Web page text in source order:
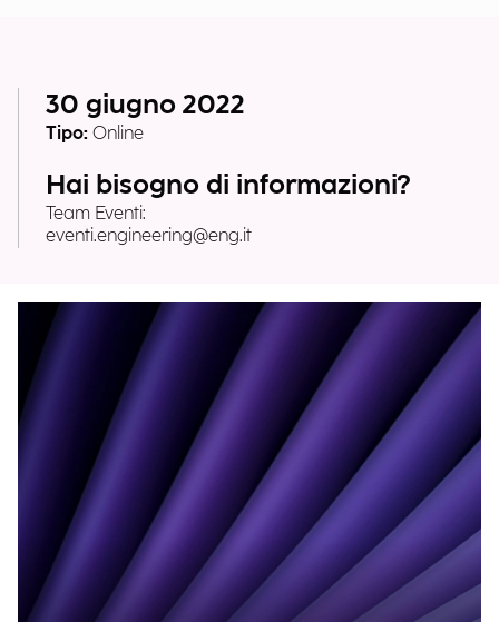
30 giugno 2022
Tipo: Online
Hai bisogno di informazioni?
Team Eventi:
eventi.engineering@eng.it